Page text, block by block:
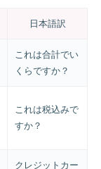
日本語訳
これは合計でい
くらですか？
これは税込みで
すか？
クレジットカー